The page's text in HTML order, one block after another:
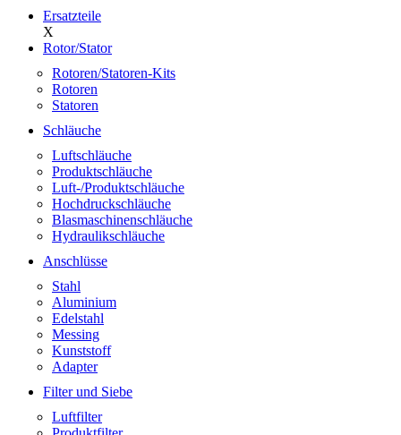
Ersatzteile
X
Rotor/Stator
Rotoren/Statoren-Kits
Rotoren
Statoren
Schläuche
Luftschläuche
Produktschläuche
Luft-/Produktschläuche
Hochdruckschläuche
Blasmaschinenschläuche
Hydraulikschläuche
Anschlüsse
Stahl
Aluminium
Edelstahl
Messing
Kunststoff
Adapter
Filter und Siebe
Luftfilter